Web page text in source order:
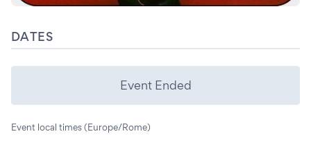
DATES
Event Ended
Event local times (Europe/Rome)